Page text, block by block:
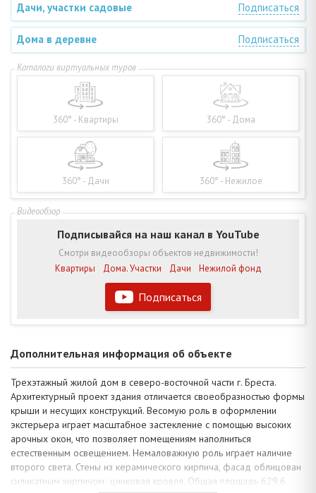
Дачи, участки садовые Подписаться
Дома в деревне Подписаться
360° - Квартиры 360° - Дома
360° - Дачи 360° - Нежилое
Подписаться
Подписывайся на наш канал в YouTube
Смотри видеообзоры объектов недвижимости!
Квартиры
Дома. Участки Дачи Нежилой фонд
Дополнительная информация об объекте
Трехэтажный жилой дом в северо-восточной части г. Бреста.
Архитектурный проект здания отличается своеобразностью формы
крыши и несущих конструкций. Весомую роль в оформлении
экстерьера играет масштабное застекление с помощью высоких
арочных окон, что позволяет помещениям наполниться
естественным освещением. Немаловажную роль играет наличие
второго света. Стены из керамического кирпича, фасад облицован
силикатным кирпичом; цинковая кровля. Общая площадь 629,6